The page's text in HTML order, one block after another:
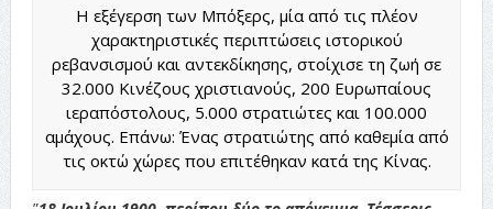
Η εξέγερση των Μπόξερς, μία από τις πλέον
χαρακτηριστικές περιπτώσεις ιστορικού
ρεβανσισμού και αντεκδίκησης, στοίχισε τη ζωή σε
32.000 Κινέζους χριστιανούς, 200 Ευρωπαίους
ιεραπόστολους, 5.000 στρατιώτες και 100.000
αμάχους. Επάνω: Ένας στρατιώτης από καθεμία από
τις οκτώ χώρες που επιτέθηκαν κατά της Κίνας.